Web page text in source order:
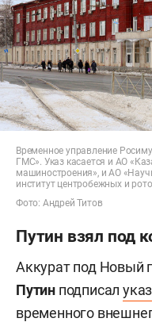
Временное управление
ГМС». Указ касается и АО
машиностроения», и АО
институт центробежных и
Фото: Андрей Титов
Путин взял под
Аккурат под Новый
Путин подписалуказ
временного